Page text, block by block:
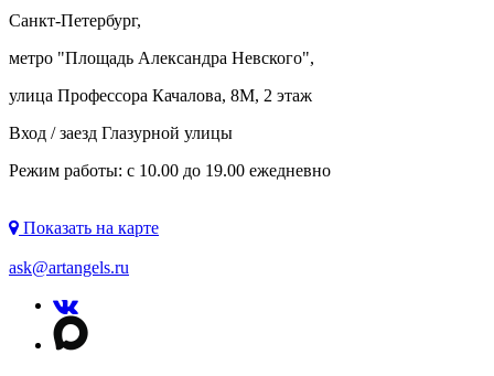
Санкт-Петербург,
метро "Площадь Александра Невского",
улица Профессора Качалова, 8М, 2 этаж
Вход / заезд Глазурной улицы
Режим работы: с 10.00 до 19.00 ежедневно
Показать на карте
ask@artangels.ru